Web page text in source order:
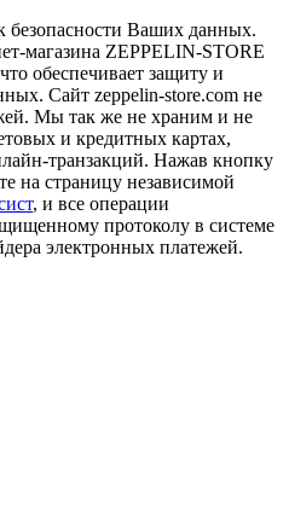
Ваших данных.
магазина ZEPPELIN-STORE
обеспечивает защиту и
Сайт zeppelin-store.com не
Мы так же не храним и не
и кредитных картах,
транзакций. Нажав кнопку
страницу независимой
, и все операции
протоколу в системе
электронных платежей.